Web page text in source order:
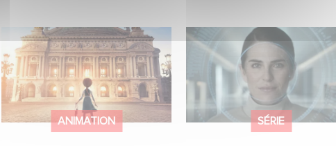
ANIMATION
Gaumont et Good Hero
annoncent la suite de
Ballerina
SÉRIE
La nouvelle production
Gaumont USA : « Futuro
Desierto »